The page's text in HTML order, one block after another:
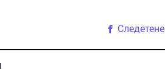
Следетене